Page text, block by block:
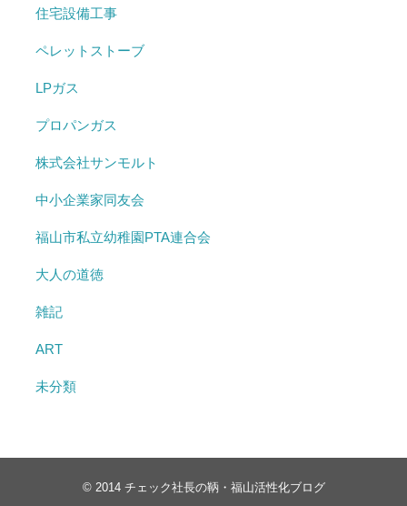
住宅設備工事
ペレットストーブ
LPガス
プロパンガス
株式会社サンモルト
中小企業家同友会
福山市私立幼稚園PTA連合会
大人の道徳
雑記
ART
未分類
© 2014 チェック社長の鞆・福山活性化ブログ